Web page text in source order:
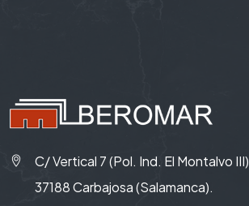
C/ Vertical 7 (Pol. Ind. El Montalvo III)
37188 Carbajosa (Salamanca).